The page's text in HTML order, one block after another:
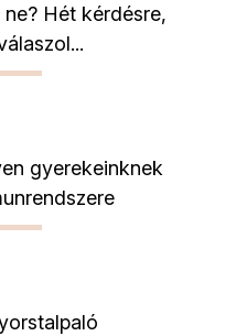
Hét kérdésre,
gyerekeinknek